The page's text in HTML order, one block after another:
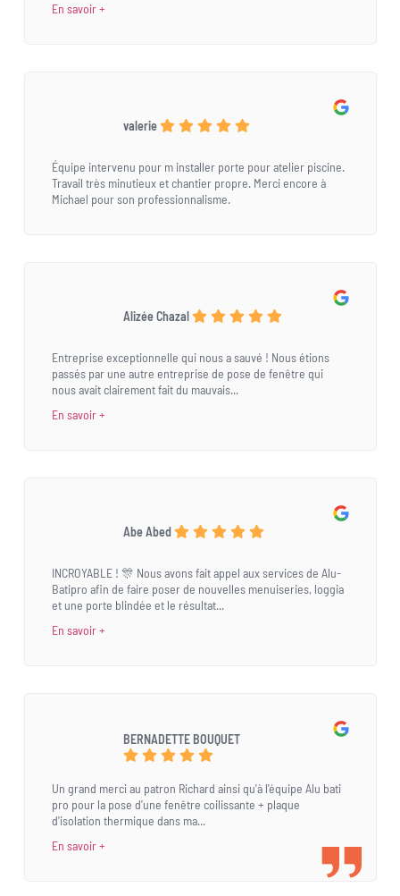
En savoir +
valerie
Équipe intervenu pour m installer porte pour atelier piscine.
Travail très minutieux et chantier propre. Merci encore à
Michael pour son professionnalisme.
Alizée Chazal
Entreprise exceptionnelle qui nous a sauvé ! Nous étions
passés par une autre entreprise de pose de fenêtre qui
nous avait clairement fait du mauvais...
En savoir +
Abe Abed
INCROYABLE ! 🎊 Nous avons fait appel aux services de Alu-
Batipro afin de faire poser de nouvelles menuiseries, loggia
et une porte blindée et le résultat...
En savoir +
BERNADETTE BOUQUET
Un grand merci au patron Richard ainsi qu'à l'équipe Alu bati
pro pour la pose d'une fenêtre coilissante + plaque
d'isolation thermique dans ma...
En savoir +